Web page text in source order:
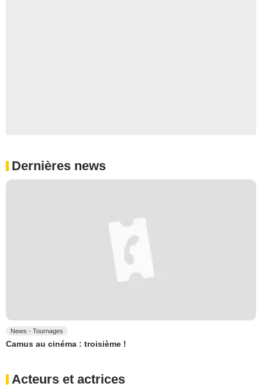
Dernières news
News - Tournages
Camus au cinéma : troisième !
Acteurs et actrices